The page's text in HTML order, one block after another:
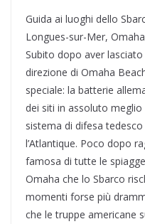
Guida ai luoghi dello
Longues-sur-Mer,
Subito dopo aver
direzione di Omaha
speciale: la batterie
dei siti in assoluto meglio
sistema di difesa
l’Atlantique. Poco dopo
famosa di tutte le
Omaha che lo Sbarco
momenti forse più
che le truppe americane